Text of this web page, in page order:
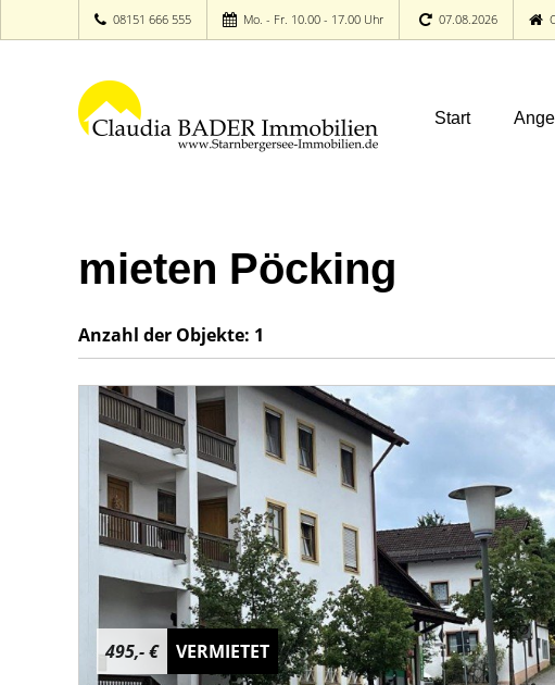
08151 666 555 Mo. - Fr. 10.00 - 17.00 Uhr 07.08.2026
Start
mieten Pöcking
Anzahl der Objekte: 1
495,- € VERMIETET